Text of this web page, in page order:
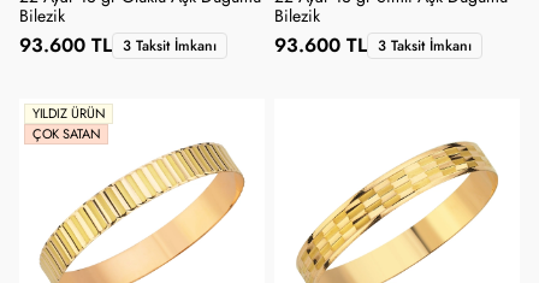
Bilezik
93.600 TL 3 Taksit İmkanı
Bilezik
93.600 TL 3 Taksit İmkanı
YILDIZ ÜRÜN
ÇOK SATAN